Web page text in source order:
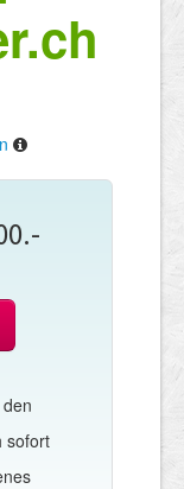
sofort